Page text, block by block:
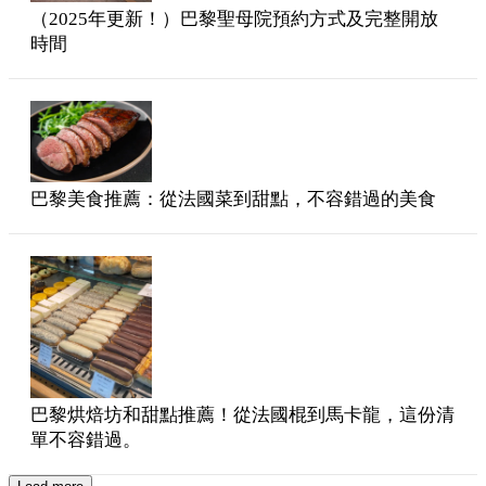
（2025年更新！）巴黎聖母院預約方式及完整開放
時間
巴黎美食推薦：從法國菜到甜點，不容錯過的美食
巴黎烘焙坊和甜點推薦！從法國棍到馬卡龍，這份清
單不容錯過。